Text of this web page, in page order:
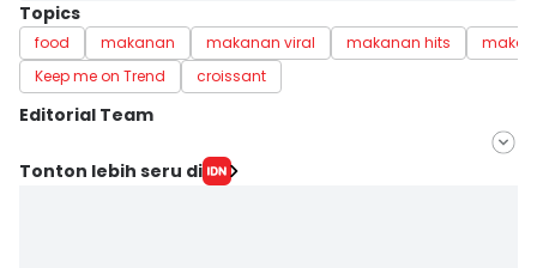
Topics
food makanan makanan viral makanan hits
Keep me on Trend
croissant
Editorial Team
Editor
Tonton lebih seru di